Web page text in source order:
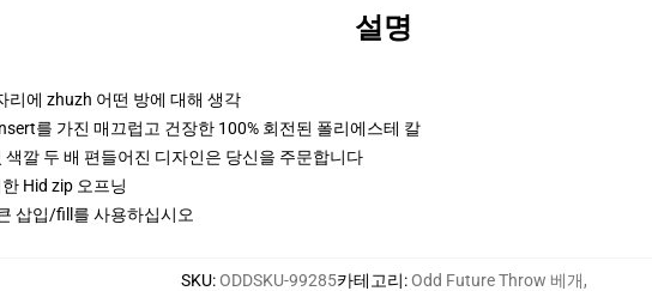
설명
리에 zhuzh 어떤 방에 대해 생각
를 가진 매끄럽고 건장한 100% 회전된 폴리에스테 칼
깔 두 배 편들어진 디자인은 당신을 주문합니다
Hid zip 오프닝
삽입/fill를 사용하십시오
SKU:ODDSKU-99285카테고리:Odd Future Throw 베개,